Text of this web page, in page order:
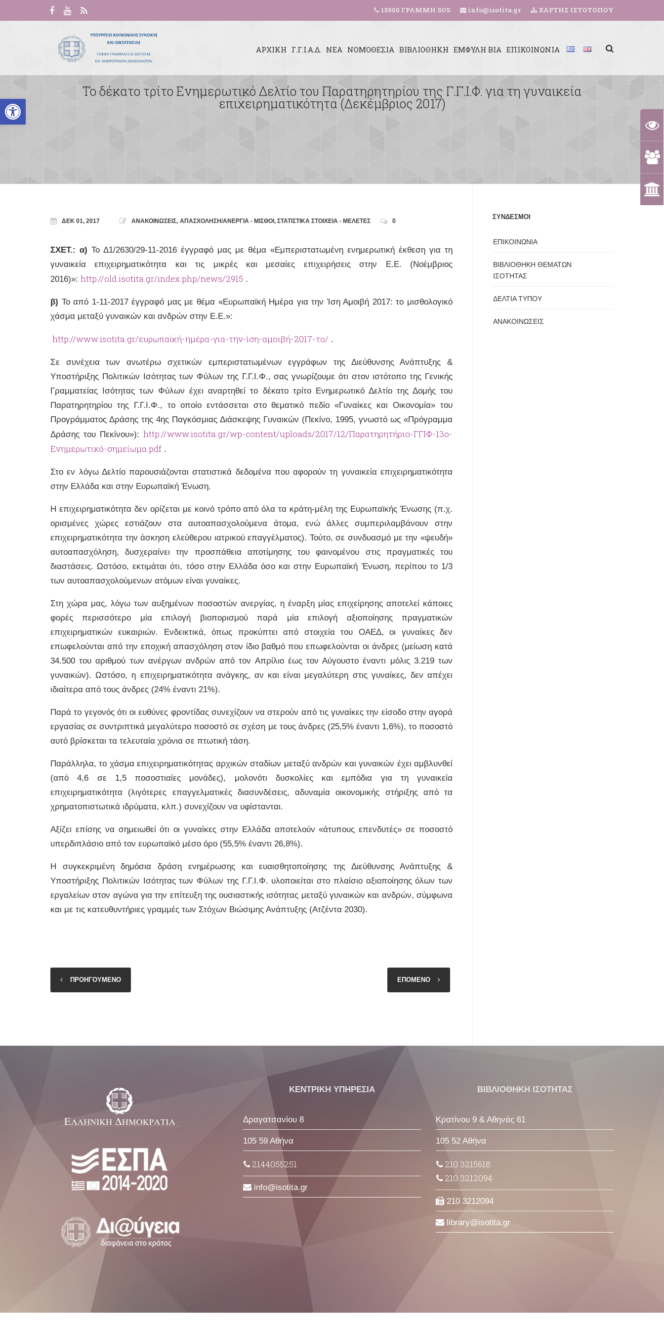
Ανοίξτε τη γραμμή εργαλείων
15900 ΓΡΑΜΜΗ SOS info@isotita.gr ΧΑΡΤΗΣ ΙΣΤΟΤΟΠΟΥ
ΑΡΧΙΚΗ Γ.Γ.Ι.Α.Δ. ΝΕΑ ΝΟΜΟΘΕΣΙΑ ΒΙΒΛΙΟΘΗΚΗ ΕΜΦΥΛΗ ΒΙΑ ΕΠΙΚΟΙΝΩΝΙΑ
Το δέκατο τρίτο Ενημερωτικό Δελτίο του Παρατηρητηρίου της Γ.Γ.Ι.Φ. για τη γυναικεία
επιχειρηματικότητα (Δεκέμβριος 2017)
ΔΕΚ 01, 2017 ΑΝΑΚΟΙΝΩΣΕΙΣ, ΑΠΑΣΧΟΛΗΣΗ/ΑΝΕΡΓΙΑ - ΜΙΣΘΟΙ , ΣΤΑΤΙΣΤΙΚΑ ΣΤΟΙΧΕΙΑ - ΜΕΛΕΤΕΣ 0
ΣΧΕΤ.: α) Το Δ1/2630/29-11-2016 έγγραφό μας με θέμα «Εμπεριστατωμένη ενημερωτική έκθεση για τη
γυναικεία επιχειρηματικότητα και τις μικρές και μεσαίες επιχειρήσεις στην Ε.Ε. (Νοέμβριος
2016)»: http://old.isotita.gr/index.php/news/2915 .
β) Το από 1-11-2017 έγγραφό μας με θέμα «Ευρωπαϊκή Ημέρα για την Ίση Αμοιβή 2017: το μισθολογικό
χάσμα μεταξύ γυναικών και ανδρών στην Ε.Ε.»:
http://www.isotita.gr/ευρωπαϊκή-ημέρα-για-την-ίση-αμοιβή-2017-το/ .
Σε συνέχεια των ανωτέρω σχετικών εμπεριστατωμένων εγγράφων της Διεύθυνσης Ανάπτυξης &
Υποστήριξης Πολιτικών Ισότητας των Φύλων της Γ.Γ.Ι.Φ., σας γνωρίζουμε ότι στον ιστότοπο της Γενικής
Γραμματείας Ισότητας των Φύλων έχει αναρτηθεί το δέκατο τρίτο Ενημερωτικό Δελτίο της Δομής του
Παρατηρητηρίου της Γ.Γ.Ι.Φ., το οποίο εντάσσεται στο θεματικό πεδίο «Γυναίκες και Οικονομία» του
Προγράμματος Δράσης της 4ης Παγκόσμιας Διάσκεψης Γυναικών (Πεκίνο, 1995, γνωστό ως «Πρόγραμμα
Δράσης του Πεκίνου»): http://www.isotita.gr/wp-content/uploads/2017/12/Παρατηρητήριο-ΓΓΙΦ-13ο-
Ενημερωτικό-σημείωμα.pdf .
Στο εν λόγω Δελτίο παρουσιάζονται στατιστικά δεδομένα που αφορούν τη γυναικεία επιχειρηματικότητα
στην Ελλάδα και στην Ευρωπαϊκή Ένωση.
Η επιχειρηματικότητα δεν ορίζεται με κοινό τρόπο από όλα τα κράτη-μέλη της Ευρωπαϊκής Ένωσης (π.χ.
ορισμένες χώρες εστιάζουν στα αυτοαπασχολούμενα άτομα, ενώ άλλες συμπεριλαμβάνουν στην
επιχειρηματικότητα την άσκηση ελεύθερου ιατρικού επαγγέλματος). Τούτο, σε συνδυασμό με την «ψευδή»
αυτοαπασχόληση, δυσχεραίνει την προσπάθεια αποτίμησης του φαινομένου στις πραγματικές του
διαστάσεις. Ωστόσο, εκτιμάται ότι, τόσο στην Ελλάδα όσο και στην Ευρωπαϊκή Ένωση, περίπου το 1/3
των αυτοαπασχολούμενων ατόμων είναι γυναίκες.
Στη χώρα μας, λόγω των αυξημένων ποσοστών ανεργίας, η έναρξη μίας επιχείρησης αποτελεί κάποιες
φορές περισσότερο μία επιλογή βιοπορισμού παρά μία επιλογή αξιοποίησης πραγματικών
επιχειρηματικών ευκαιριών. Ενδεικτικά, όπως προκύπτει από στοιχεία του ΟΑΕΔ, οι γυναίκες δεν
επωφελούνται από την εποχική απασχόληση στον ίδιο βαθμό που επωφελούνται οι άνδρες (μείωση κατά
34.500 του αριθμού των ανέργων ανδρών από τον Απρίλιο έως τον Αύγουστο έναντι μόλις 3.219 των
γυναικών). Ωστόσο, η επιχειρηματικότητα ανάγκης, αν και είναι μεγαλύτερη στις γυναίκες, δεν απέχει
ιδιαίτερα από τους άνδρες (24% έναντι 21%).
Παρά το γεγονός ότι οι ευθύνες φροντίδας συνεχίζουν να στερούν από τις γυναίκες την είσοδο στην αγορά
εργασίας σε συντριπτικά μεγαλύτερο ποσοστό σε σχέση με τους άνδρες (25,5% έναντι 1,6%), το ποσοστό
αυτό βρίσκεται τα τελευταία χρόνια σε πτωτική τάση.
Παράλληλα, το χάσμα επιχειρηματικότητας αρχικών σταδίων μεταξύ ανδρών και γυναικών έχει αμβλυνθεί
(από 4,6 σε 1,5 ποσοστιαίες μονάδες), μολονότι δυσκολίες και εμπόδια για τη γυναικεία
επιχειρηματικότητα (λιγότερες επαγγελματικές διασυνδέσεις, αδυναμία οικονομικής στήριξης από τα
χρηματοπιστωτικά ιδρύματα, κλπ.) συνεχίζουν να υφίστανται.
Αξίζει επίσης να σημειωθεί ότι οι γυναίκες στην Ελλάδα αποτελούν «άτυπους επενδυτές» σε ποσοστό
υπερδιπλάσιο από τον ευρωπαϊκό μέσο όρο (55,5% έναντι 26,8%).
Η συγκεκριμένη δημόσια δράση ενημέρωσης και ευαισθητοποίησης της Διεύθυνσης Ανάπτυξης &
Υποστήριξης Πολιτικών Ισότητας των Φύλων της Γ.Γ.Ι.Φ. υλοποιείται στο πλαίσιο αξιοποίησης όλων των
εργαλείων στον αγώνα για την επίτευξη της ουσιαστικής ισότητας μεταξύ γυναικών και ανδρών, σύμφωνα
και με τις κατευθυντήριες γραμμές των Στόχων Βιώσιμης Ανάπτυξης (Ατζέντα 2030).
ΠΡΟΗΓΟΥΜΕΝΟ ΕΠΟΜΕΝΟ
ΣΥΝΔΕΣΜΟΙ
ΕΠΙΚΟΙΝΩΝΙΑ
ΒΙΒΛΙΟΘΗΚΗ ΘΕΜΑΤΩΝ
ΙΣΟΤΗΤΑΣ
ΔΕΛΤΙΑ ΤΥΠΟΥ
ΑΝΑΚΟΙΝΩΣΕΙΣ
ΚΕΝΤΡΙΚΗ ΥΠΗΡΕΣΙΑ
Δραγατσανίου 8
105 59 Αθήνα
2144055251
info isotita gr
ΒΙΒΛΙΟΘΗΚΗ ΙΣΟΤΗΤΑΣ
Κρατίνου 9 & Αθηνάς 61
105 52 Αθήνα
210 3215618
210 3212094
210 3212094
library isotita gr